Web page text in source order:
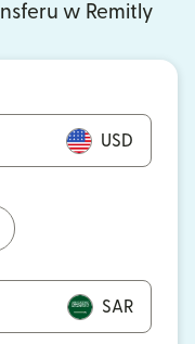
w Remitly
USD
SAR